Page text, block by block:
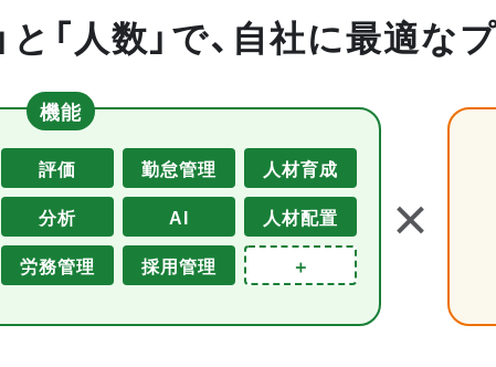
と「人数」で、自社に最適な
機能
評価 勤怠管理
人材育成
分析
AI
人材配置
労務管理
採用管理 ＋ ＋